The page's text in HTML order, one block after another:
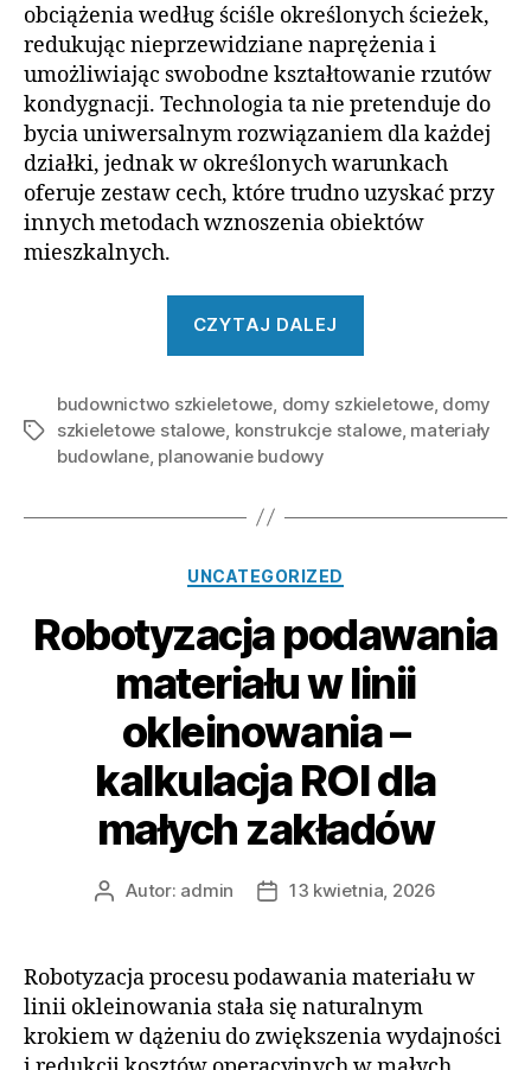
obciążenia według ściśle określonych ścieżek,
redukując nieprzewidziane naprężenia i
umożliwiając swobodne kształtowanie rzutów
kondygnacji. Technologia ta nie pretenduje do
bycia uniwersalnym rozwiązaniem dla każdej
działki, jednak w określonych warunkach
oferuje zestaw cech, które trudno uzyskać przy
innych metodach wznoszenia obiektów
mieszkalnych.
CZYTAJ DALEJ
stalowy
–
Tagi
budownictwo szkieletowe domy szkieletowe, domy
szkieletowe stalowe konstrukcje stalowe, materiały
budowlane, planowanie budowy
Kategorie
UNCATEGORIZED
Robotyzacja podawania
materiału w linii
okleinowania –
kalkulacja ROI dla
małych zakładów
AutorAutor: admin
Data13 kwietnia, 2026
Robotyzacja procesu podawania materiału w
linii okleinowania stała się naturalnym
krokiem w dążeniu do zwiększenia wydajności